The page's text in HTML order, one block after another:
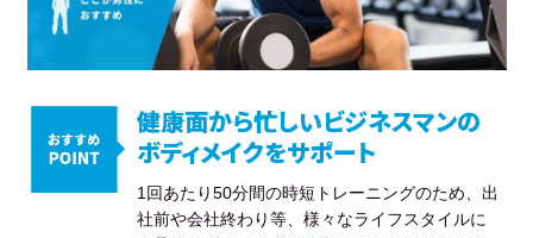
健康面から忙しいビジネスマンの
ボディメイクをサポート
1回あたり50分間の時短トレーニングのため、出
社前や会社終わり等、様々なライフスタイルに